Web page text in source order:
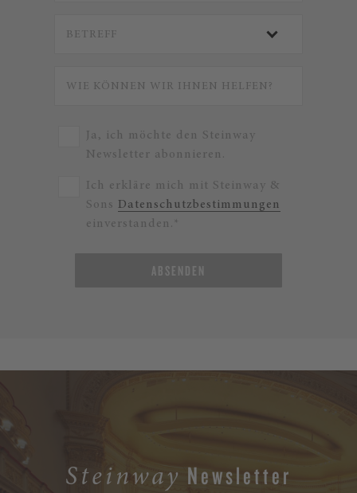
Ja, ich möchte den Steinway
Newsletter abonnieren.
Ich erkläre mich mit Steinway &
Sons Datenschutzbestimmungen
einverstanden.*
ABSENDEN
Steinway Newsletter